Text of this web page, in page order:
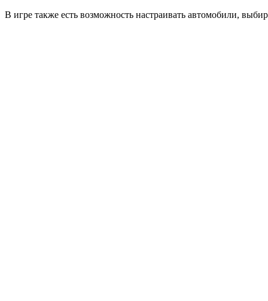
В игре также есть возможность настраивать автомобили,